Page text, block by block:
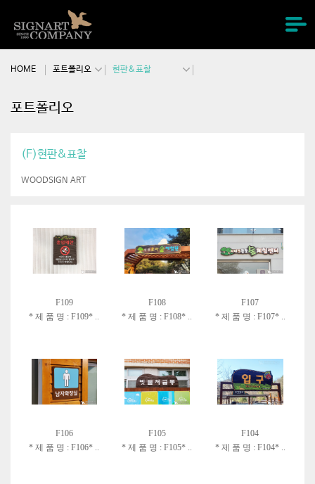
HOME 포트폴리오 현판&표찰
포트폴리오
(F)현판&표찰
WOODSIGN ART
F109
* 제 품 명 : F109* ..
F108
* 제 품 명 : F108* ..
F107
* 제 품 명 : F107* ..
F106
* 제 품 명 : F106* ..
F105
* 제 품 명 : F105* ..
F104
* 제 품 명 : F104* ..